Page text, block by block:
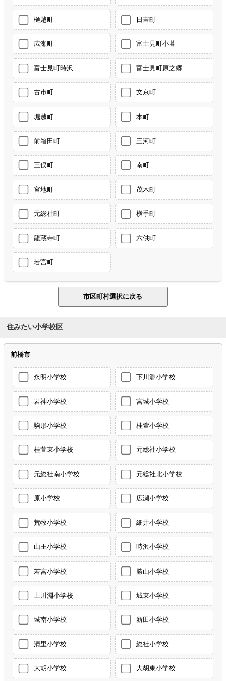
樋越町 日吉町
広瀬町 富士見町小暮
富士見町時沢 富士見町原之郷
古市町 文京町
堀越町 本町
前箱田町 三河町
三俣町 南町
宮地町 茂木町
元総社町 横手町
龍蔵寺町 六供町
若宮町
住みたい小学校区
前橋市
永明小学校 下川淵小学校
岩神小学校 宮城小学校
駒形小学校 桂萱小学校
桂萱東小学校 元総社小学校
元総社南小学校 元総社北小学校
原小学校 広瀬小学校
荒牧小学校 細井小学校
山王小学校 時沢小学校
若宮小学校 勝山小学校
上川淵小学校 城東小学校
城南小学校 新田小学校
清里小学校 総社小学校
大胡小学校 大胡東小学校